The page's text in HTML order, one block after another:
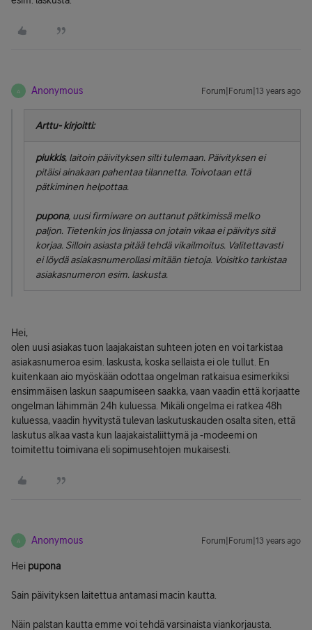
A Anonymous Forum|Forum|13 years ago
Arttu- kirjoitti:
piukkis, laitoin päivityksen silti tulemaan. Päivityksen ei
pitäisi ainakaan pahentaa tilannetta. Toivotaan että
pätkiminen helpottaa.
pupona, uusi firmiware on auttanut pätkimissä melko
paljon. Tietenkin jos linjassa on jotain vikaa ei päivitys sitä
korjaa. Silloin asiasta pitää tehdä vikailmoitus. Valitettavasti
ei löydä asiakasnumerollasi mitään tietoja. Voisitko tarkistaa
asiakasnumeron esim. laskusta.
Hei,
olen uusi asiakas tuon laajakaistan suhteen joten en voi tarkistaa
asiakasnumeroa esim. laskusta, koska sellaista ei ole tullut. En
kuitenkaan aio myöskään odottaa ongelman ratkaisua esimerkiksi
ensimmäisen laskun saapumiseen saakka, vaan vaadin että korjaatte
ongelman lähimmän 24h kuluessa. Mikäli ongelma ei ratkea 48h
kuluessa, vaadin hyvitystä tulevan laskutuskauden osalta siten, että
laskutus alkaa vasta kun laajakaistaliittymä ja -modeemi on
toimitettu toimivana eli sopimusehtojen mukaisesti.
A Anonymous Forum|Forum|13 years ago
Hei pupona
Sain päivityksen laitettua antamasi macin kautta.
Näin palstan kautta emme voi tehdä varsinaista viankorjausta.